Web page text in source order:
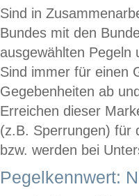
Sind in
Bundes mit den
ausgewählten
Sind immer für einen
Gegebenheiten ab
Erreichen dieser
(z.B. Sperrungen) für
bzw. werden bei
Pegelkennwert: